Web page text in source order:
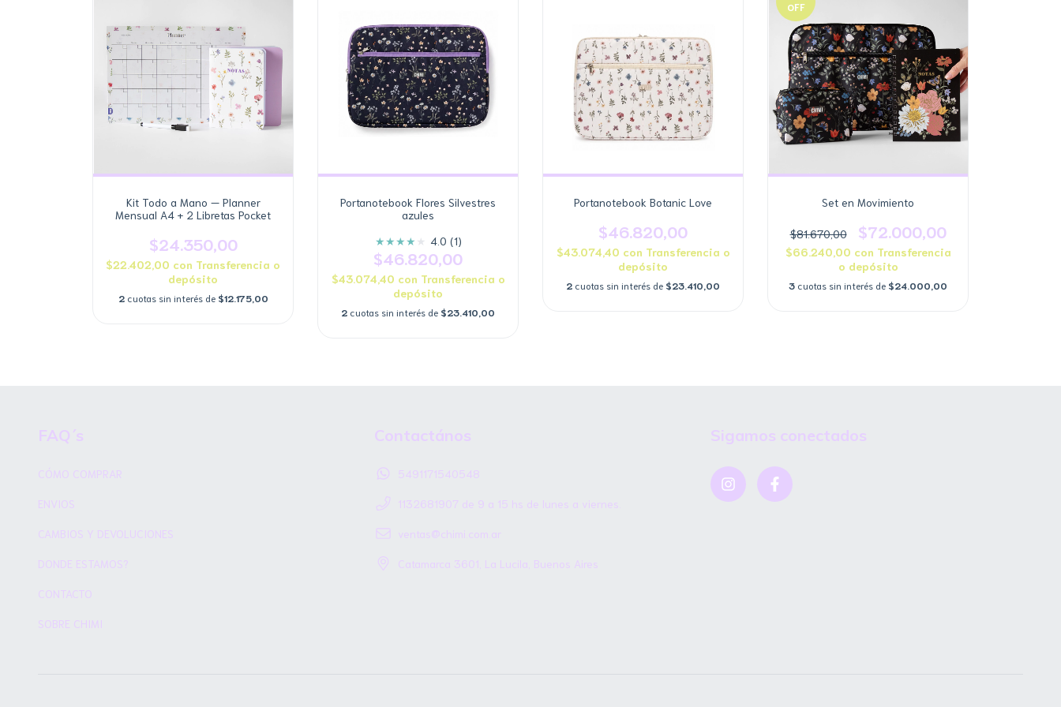
Kit Todo a Mano — Planner
Mensual A4 + 2 Libretas Pocket
$24.350,00
$22.402,00 con Transferencia o
depósito
2 cuotas sin interés de $12.175,00
Portanotebook Flores Silvestres
azules
★★★★ ★ 4.0 (1)
$46.820,00
$43.074,40 con Transferencia o
depósito
2 cuotas sin interés de $23.410,00
Portanotebook Botanic Love
$46.820,00
$43.074,40 con Transferencia o
depósito
2 cuotas sin interés de $23.410,00
OFF
Set en Movimiento
$81.670,00 $72.000,00
$66.240,00 con Transferencia
o depósito
3 cuotas sin interés de $24.000,00
FAQ´s
CÓMO COMPRAR
ENVIOS
CAMBIOS Y DEVOLUCIONES
DONDE ESTAMOS?
CONTACTO
SOBRE CHIMI
Contactános
5491171540548
1132681907 de 9 a 15 hs de lunes a viernes.
ventas@chimi.com.ar
Catamarca 3601, La Lucila, Buenos Aires
Sigamos conectados